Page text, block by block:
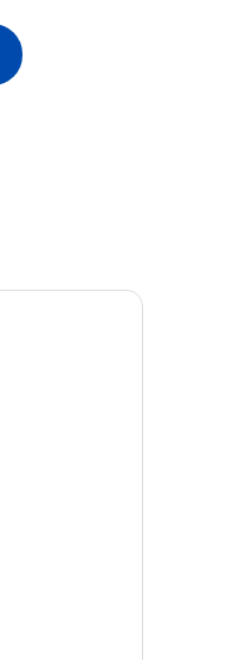
d'abonnement (5 ans) -